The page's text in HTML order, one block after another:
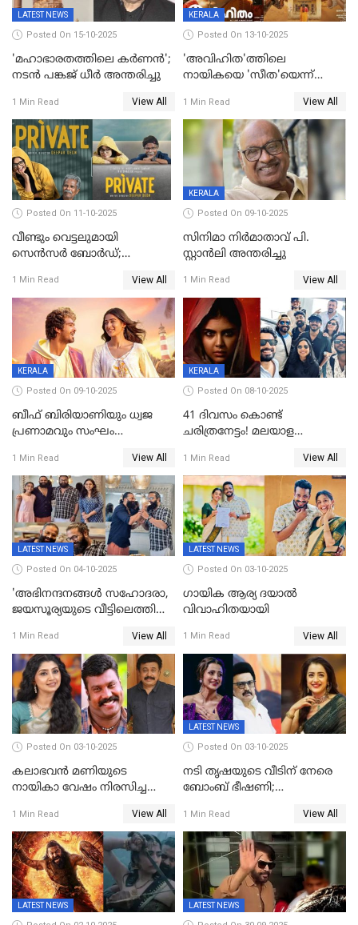
LATEST NEWS
Posted On 15-10-2025
'മഹാഭാരതത്തിലെ കർണന്‍';
നടൻ പങ്കജ് ധീർ അന്തരിച്ചു
1 Min Read View All
KERALA
Posted On 13-10-2025
'അവിഹിത'ത്തിലെ
നായികയെ 'സീത'യെന്ന്
ബോർഡ്
1 Min Read View All
Posted On 11-10-2025
വീണ്ടും വെട്ടലുമായി
സെന്‍സര്‍ ബോര്‍ഡ്;
തിരുത്തല്‍
1 Min Read View All
KERALA
Posted On 09-10-2025
സിനിമാ നിർമാതാവ് പി.
സ്റ്റാൻലി അന്തരിച്ചു
1 Min Read View All
KERALA
Posted On 09-10-2025
ബീഫ് ബിരിയാണിയും ധ്വജ
പ്രണാമവും സംഘം
നിഗത്തിന്റെ ഹാൽ
സിനിമയ്ക്ക്
സെൻസർബോർഡിന്റെ
കടുംവെട്ട്
1 Min Read View All
KERALA
Posted On 08-10-2025
41 ദിവസം കൊണ്ട്
ചരിത്രനേട്ടം! മലയാള
അധ്യായം, വിസ്മയമായി
ലോക 300 കോടി ക്ലബ്ബിൽ
1 Min Read View All
LATEST NEWS
Posted On 04-10-2025
'അഭിനന്ദനങ്ങൾ സഹോദരാ,
ജയസൂര്യയുടെ വീട്ടിലെത്തി
ആഘോഷം'
1 Min Read View All
LATEST NEWS
Posted On 03-10-2025
ഗായിക ആര്യ ദയാൽ
വിവാഹിതയായി
1 Min Read View All
Posted On 03-10-2025
കലാഭവൻ മണിയുടെ
നായികാ വേഷം നിരസിച്ച
നടി ദിവ്യ ഉണ്ണിയല്ലെന്നും
സമൂഹമാധ്യമത്തിൽ കുറിപ്പ്
1 Min Read View All
LATEST NEWS
Posted On 03-10-2025
നടി തൃഷയുടെ വീടിന് നേരെ
ബോംബ് ഭീഷണി;
കണ്ടെത്തൽ
1 Min Read View All
LATEST NEWS LATEST NEWS